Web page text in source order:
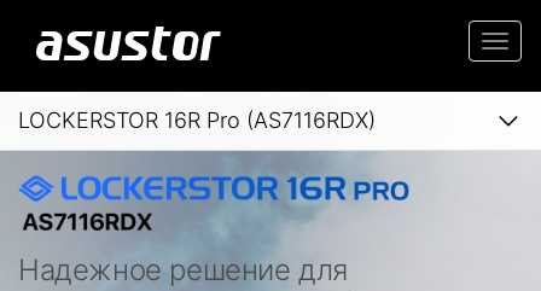
LOCKERSTOR 16R Pro (AS7116RDX)
Надежное решение для